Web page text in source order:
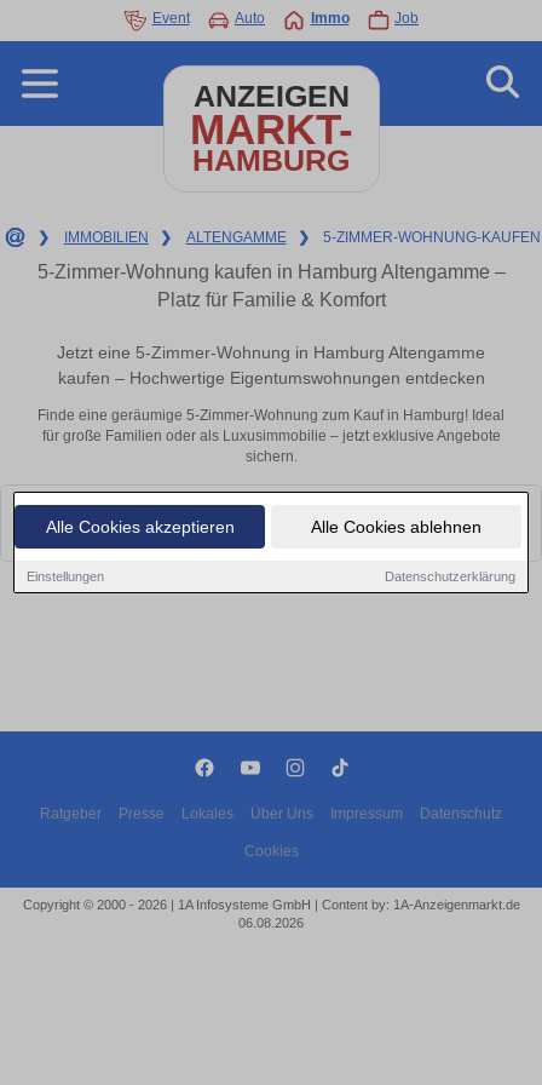
Alle Cookies akzeptieren Alle Cookies ablehnen
Einstellungen Datenschutzerklärung
Event Auto Immo Job
ANZEIGEN
MARKT-
HAMBURG
❯ IMMOBILIEN ❯ ALTENGAMME ❯ 5-ZIMMER-WOHNUNG-KAUFEN
5-Zimmer-Wohnung kaufen in Hamburg Altengamme –
Platz für Familie & Komfort
Jetzt eine 5-Zimmer-Wohnung in Hamburg Altengamme
kaufen – Hochwertige Eigentumswohnungen entdecken
Finde eine geräumige 5-Zimmer-Wohnung zum Kauf in Hamburg! Ideal
für große Familien oder als Luxusimmobilie – jetzt exklusive Angebote
sichern.
Leider konnten wir derzeit keine passenden Objekte finden. Schauen Sie
bald wieder vorbei!
Ratgeber Presse Lokales Über Uns Impressum Datenschutz
Cookies
Copyright © 2000 - 2026 | 1A Infosysteme GmbH | Content by: 1A-Anzeigenmarkt.de
06.08.2026